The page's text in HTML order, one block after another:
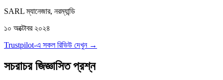
SARL ম্যানেজার, নরম্যান্ডি
১০ অক্টোবর ২০২৪
Trustpilot-এ সকল রিভিউ দেখুন →
সচরাচর জিজ্ঞাসিত প্রশ্ন